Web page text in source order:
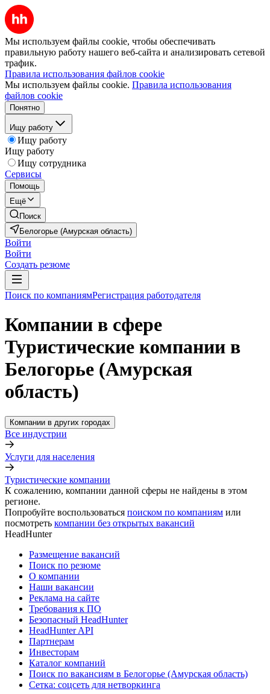
Мы используем файлы cookie, чтобы обеспечивать
правильную работу нашего веб-сайта и анализировать сетевой
трафик.
Правила использования файлов cookie
Мы используем файлы cookie. Правила использования
файлов cookie
Понятно
Ищу работу
Ищу работу
Ищу работу
Ищу сотрудника
Сервисы
Помощь
Ещё
Поиск
Белогорье (Амурская область)
Войти
Войти
Создать резюме
Поиск по компаниямРегистрация работодателя
Компании в сфере
Туристические компании в
Белогорье (Амурская
область)
Компании в других городах
Все индустрии
Услуги для населения
Туристические компании
К сожалению, компании данной сферы не найдены в этом
регионе.
Попробуйте воспользоваться поиском по компаниям или
посмотреть компании без открытых вакансий
HeadHunter
Размещение вакансий
Поиск по резюме
О компании
Наши вакансии
Реклама на сайте
Требования к ПО
Безопасный HeadHunter
HeadHunter API
Партнерам
Инвесторам
Каталог компаний
Поиск по вакансиям в Белогорье (Амурская область)
Сетка: соцсеть для нетворкинга